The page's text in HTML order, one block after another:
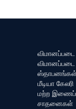
விமானப்படை
மீடியா கேலரி
மற்ற
சாதனைகள்